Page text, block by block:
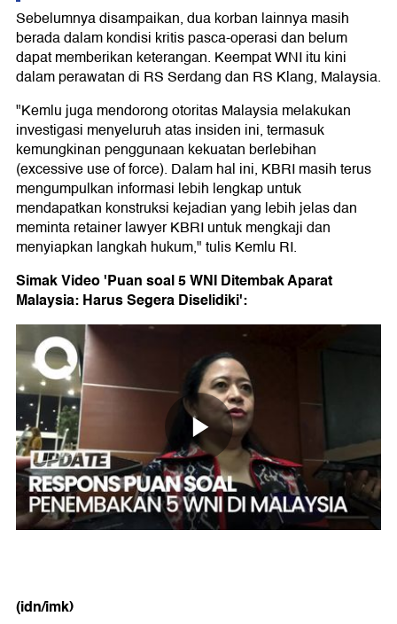
Sebelumnya disampaikan, dua korban lainnya masih
berada dalam kondisi kritis pasca-operasi dan belum
dapat memberikan keterangan. Keempat WNI itu kini
dalam perawatan di RS Serdang dan RS Klang, Malaysia.
"Kemlu juga mendorong otoritas Malaysia melakukan
investigasi menyeluruh atas insiden ini, termasuk
kemungkinan penggunaan kekuatan berlebihan
(excessive use of force). Dalam hal ini, KBRI masih terus
mengumpulkan informasi lebih lengkap untuk
mendapatkan konstruksi kejadian yang lebih jelas dan
meminta retainer lawyer KBRI untuk mengkaji dan
menyiapkan langkah hukum," tulis Kemlu RI.
Simak Video 'Puan soal 5 WNI Ditembak Aparat
Malaysia: Harus Segera Diselidiki':
(idn/imk)